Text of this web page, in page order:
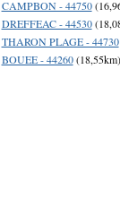
CAMPBON - 44750
DREFFEAC - 44530
THARON PLAGE - 44730
BOUEE - 44260(18,55km)